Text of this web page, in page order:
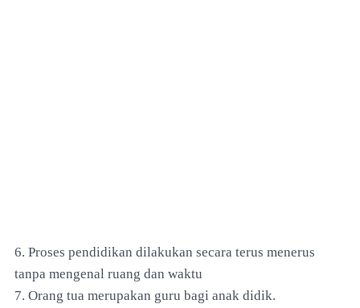
6. Proses pendidikan dilakukan secara terus menerus
tanpa mengenal ruang dan waktu
7. Orang tua merupakan guru bagi anak didik.